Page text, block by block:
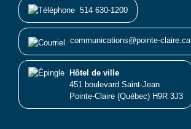
514 630-1200
communications@pointe-claire.ca
Hôtel de ville
451 boulevard Saint-Jean
Pointe-Claire (Québec) H9R 3J3